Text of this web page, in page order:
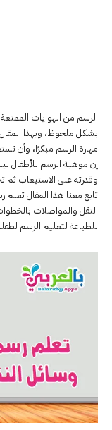
الرسم من الهوايات
بشكل ملحوظ، وبهذا
مهارة الرسم مبكرًا، وأن
إن موهبة الرسم للأطفال
وقدرته على الاستيعاب ثم
تابع معنا هذا المقال
النقل والمواصلات
للطباعة لتعليم الرسم